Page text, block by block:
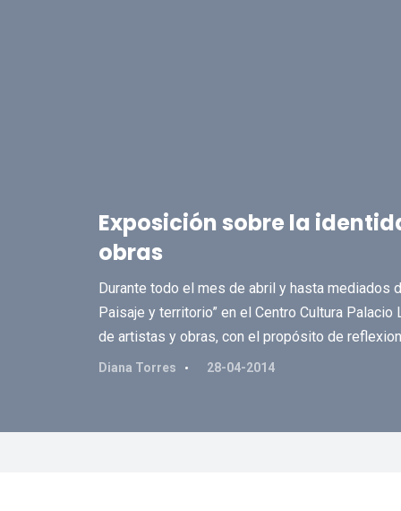
Exposición sobre la
obras
Durante todo el mes de abril y hasta mediados
Paisaje y territorio” en el Centro Cultura Palacio
de artistas y obras, con el propósito de
Diana Torres 28-04-2014